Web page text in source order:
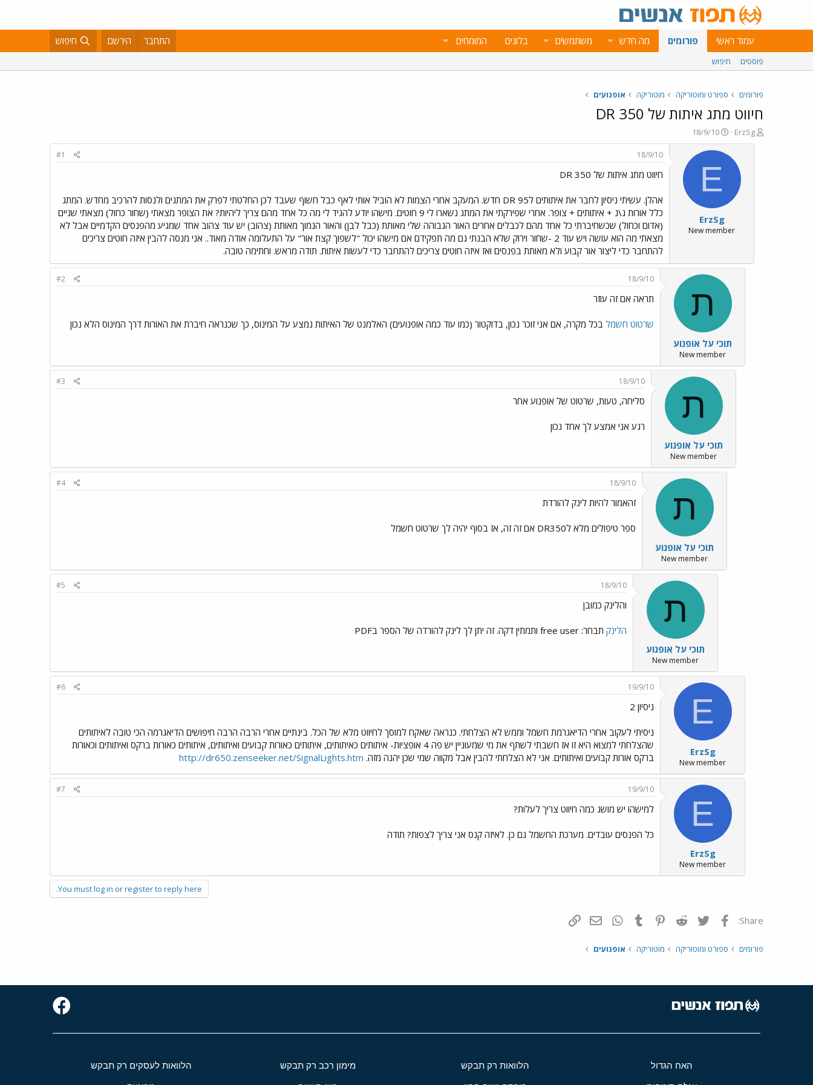
עמוד ראשי פורומים מה חדש משתמשים בלוגים המומחים התחבר הירשם חיפוש
פוסטים חיפוש
פורומים ספורט ומוטוריקה מוטוריקה אופנועים
חיווט מתג איתות של DR 350
פ
ו
ErzSg
פ
ו
ר
ם
ב
א
ר
י
18/9/10
E
ErzSg
New member
18/9/10
#1
חיווט מתג איתות של DR 350
אהלן. עשיתי ניסיון לחבר את איתותים לDR 95 חדש. המעקב אחרי הצמות לא הוביל אותי לאף כבל חשוף שעבד לכן החלטתי לפרק את המתגים ולנסות להרכיב מחדש. המתג
כלל אורות ג\נ + איתותים + צופר. אחרי שפירקתי את המתג נשארו לי 9 חוטים. מישהו יודע להגיד לי מה כל אחד מהם צריך ליהיות? את הצופר מצאתי (שחור כחול) מצאתי שניים
(אדום וכחול) שכשחיברתי כל אחד מהם לכבלים אחרים האור הגבוהה שלי מאותת (כבל לבן) והאור הנמוך מאותת (צהוב) יש עוד צהוב אחד שמגיע מהפנסים הקדמיים אבל לא
מצאתי מה הוא עושה ויש עוד 2 -שחור וירוק שלא הבנתי גם מה תפקידם אם מישהו יכול "לשפוך קצת אור" על התעלומה אודה מאוד.. אני מנסה להבין איזה חוטים צריכים
להתחבר כדי ליצור אור קבוע ולא מאותת בפנסים ואז איזה חוטים צריכים להתחבר כדי לעשות איתות. תודה מראש. וחתימה טובה.
ת
תוכי על אופנוע
New member
18/9/10
#2
תראה אם זה עוזר
שרטוט חשמל בכל מקרה, אם אני זוכר נכון, בדוקטור (כמו עוד כמה אופנועים) האלמנט של האיתות נמצע על המינוס, כך שכנראה חיברת את האורות דרך המינוס הלא נכון
ת
תוכי על אופנוע
New member
18/9/10
#3
סליחה, טעות, שרטוט של אופנוע אחר
רגע אני אמצע לך אחד נכון
ת
תוכי על אופנוע
New member
18/9/10
#4
זהאמור להיות לינק להורדת
ספר טיפולים מלא לDR350 אם זה זה, אז בסוף יהיה לך שרטוט חשמל
ת
תוכי על אופנוע
New member
18/9/10
#5
והלינק כמובן
הלינק תבחר: free user ותמתין דקה. זה יתן לך לינק להורדה של הספר בPDF
E
ErzSg
New member
19/9/10
#6
ניסיון 2
ניסיתי לעקוב אחרי הדיאגרמת חשמל וממש לא הצלחתי. כנראה שאקח למוסך לחיווט מלא של הכל. בינתיים אחרי הרבה הרבה חיפושים הדיאגרמה הכי טובה לאיתותים
שהצלחתי למצוא היא זו אז חשבתי לשתף את מי שמעוניין יש פה 4 אופציות- איתותים כאיתותים, איתותים כאורות קבועים ואיתותים, איתותים כאורות ברקס ואיתותים וכאורות
ברקס אורות קבועים ואיתותים. אני לא הצלחתי להבין אבל מקווה שמי שכן יהנה מזה. http://dr650.zenseeker.net/SignalLights.htm
E
ErzSg
New member
19/9/10
#7
למישהו יש מושג כמה חיווט צריך לעלות?
כל הפנסים עובדים. מערכת החשמל גם כן. לאיזה קנס אני צריך לצפות? תודה
You must log in or register to reply here.
Share: פייסבוק Twitter
Reddit
Pinterest
Tumblr
WhatsAppדואר אלקטרוני
פורומים ספורט ומוטוריקה מוטוריקה אופנועים
האח הגדול הלוואות רק תבקש מימון רכב רק תבקש הלוואות לעסקים רק תבקש